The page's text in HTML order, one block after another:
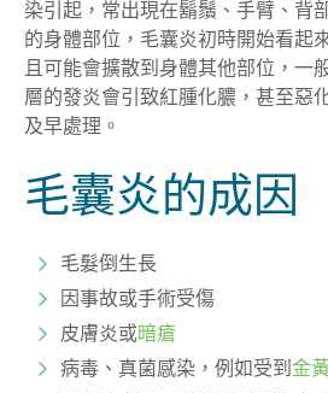
染引起，常出現在鬍鬚、手臂、背
的身體部位，毛囊炎初時開始看起
且可能會擴散到身體其他部位，一
層的發炎會引致紅腫化膿，甚至惡
及早處理。
毛囊炎的成因
毛髮倒生長
因事故或手術受傷
皮膚炎或暗瘡
病毒、真菌感染，例如受到 金